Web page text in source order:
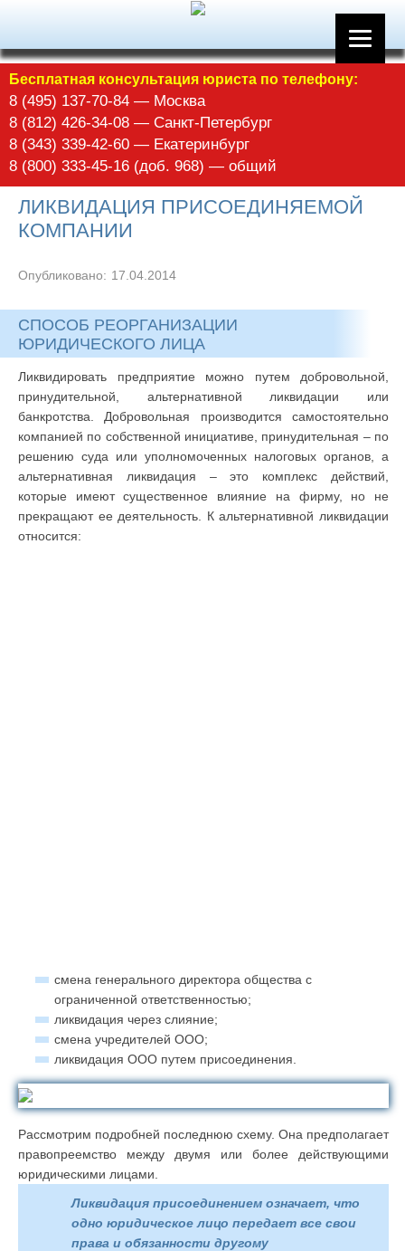
Бесплатная консультация юриста по телефону:
8 (495) 137-70-84 — Москва
8 (812) 426-34-08 — Санкт-Петербург
8 (343) 339-42-60 — Екатеринбург
8 (800) 333-45-16 (доб. 968) — общий
ЛИКВИДАЦИЯ ПРИСОЕДИНЯЕМОЙ
КОМПАНИИ
Опубликовано: 17.04.2014
СПОСОБ РЕОРГАНИЗАЦИИ
ЮРИДИЧЕСКОГО ЛИЦА
Ликвидировать предприятие можно путем добровольной,
принудительной, альтернативной ликвидации или
банкротства. Добровольная производится самостоятельно
компанией по собственной инициативе, принудительная – по
решению суда или уполномоченных налоговых органов, а
альтернативная ликвидация – это комплекс действий,
которые имеют существенное влияние на фирму, но не
прекращают ее деятельность. К альтернативной ликвидации
относится:
смена генерального директора общества с
ограниченной ответственностью;
ликвидация через слияние;
смена учредителей ООО;
ликвидация ООО путем присоединения.
Рассмотрим подробней последнюю схему. Она предполагает
правопреемство между двумя или более действующими
юридическими лицами.
Ликвидация присоединением означает, что
одно юридическое лицо передает все свои
права и обязанности другому